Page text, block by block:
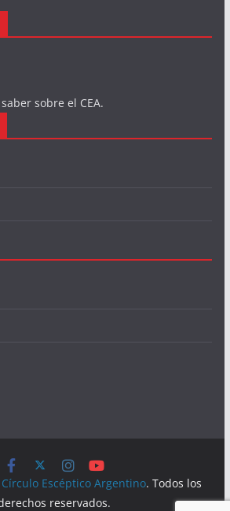
sobre el CEA.
Círculo Escéptico Argentino. Todos los
reservados.